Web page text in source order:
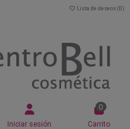
Lista de deseos (0 )
Iniciar sesión
0
Carrito